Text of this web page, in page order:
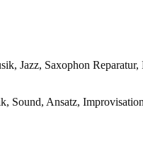
Jazz, Saxophon
Ansatz,